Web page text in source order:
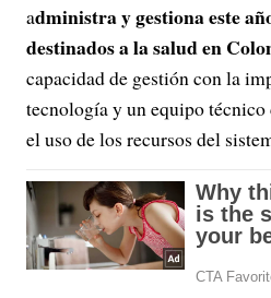
administra y gestiona este
destinados a la salud en
capacidad de gestión con la
tecnología y un equipo
el uso de los recursos del